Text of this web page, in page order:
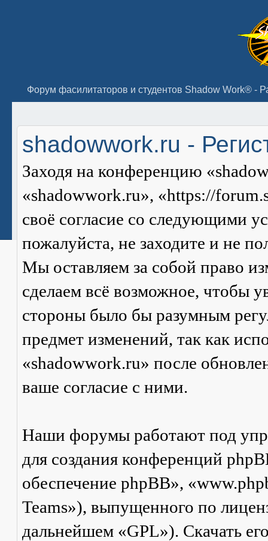
shadowwork.ru -
Заходя на конференцию
«shadowwork.ru», «https://
своё согласие со следующими
пожалуйста, не заходите и не
Мы оставляем за собой право
сделаем всё возможное, чтобы
стороны было бы разумным
предмет изменений, так как
«shadowwork.ru» после
ваше согласие с ними.
Наши форумы работают под
для создания конференций
обеспечение phpBB»,
Teams»), выпущенного по
дальнейшем «GPL»). Скачать